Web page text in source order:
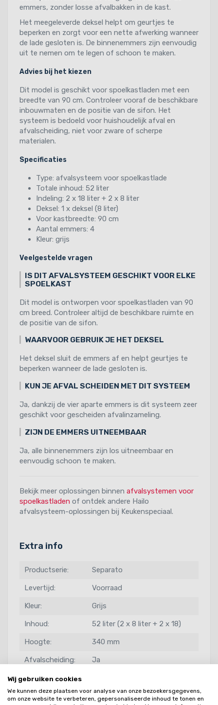
emmers, zonder losse afvalbakken in de kast.
Het meegeleverde deksel helpt om geurtjes te
beperken en zorgt voor een nette afwerking wanneer
de lade gesloten is. De binnenemmers zijn eenvoudig
uit te nemen om te legen of schoon te maken.
Advies bij het kiezen
Dit model is geschikt voor spoelkastladen met een
breedte van 90 cm. Controleer vooraf de beschikbare
inbouwmaten en de positie van de sifon. Het
systeem is bedoeld voor huishoudelijk afval en
afvalscheiding, niet voor zware of scherpe
materialen.
Specificaties
Type: afvalsysteem voor spoelkastlade
Totale inhoud: 52 liter
Indeling: 2 x 18 liter + 2 x 8 liter
Deksel: 1 x deksel (8 liter)
Voor kastbreedte: 90 cm
Aantal emmers: 4
Kleur: grijs
Veelgestelde vragen
IS DIT AFVALSYSTEEM GESCHIKT VOOR ELKE
SPOELKAST
Dit model is ontworpen voor spoelkastladen van 90
cm breed. Controleer altijd de beschikbare ruimte en
de positie van de sifon.
WAARVOOR GEBRUIK JE HET DEKSEL
Het deksel sluit de emmers af en helpt geurtjes te
beperken wanneer de lade gesloten is.
KUN JE AFVAL SCHEIDEN MET DIT SYSTEEM
Ja, dankzij de vier aparte emmers is dit systeem zeer
geschikt voor gescheiden afvalinzameling.
ZIJN DE EMMERS UITNEEMBAAR
Ja, alle binnenemmers zijn los uitneembaar en
eenvoudig schoon te maken.
Bekijk meer oplossingen binnen afvalsystemen voor
spoelkastladen of ontdek andere Hailo
afvalsysteem-oplossingen bij Keukenspeciaal.
Extra info
Productserie: Separato
Levertijd: Voorraad
Kleur: Grijs
Inhoud: 52 liter (2 x 8 liter + 2 x 18)
Hoogte: 340 mm
Afvalscheiding: Ja
Kastdeurlogo:
Montage:
Op de ladebodem en aan het
Wij gebruiken cookies
We kunnen deze plaatsen voor analyse van onze bezoekersgegevens,
om onze website te verbeteren, gepersonaliseerde inhoud te tonen en